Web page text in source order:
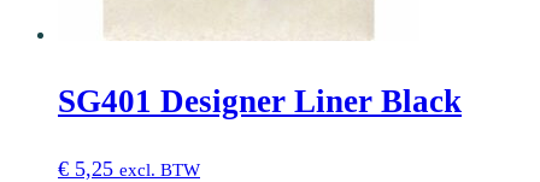
worden
de
SG401 Designer Liner Black
€ 5,25 excl. BTW